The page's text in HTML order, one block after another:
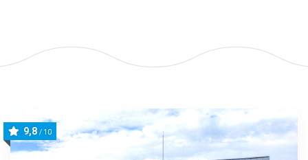
9,8 / 10